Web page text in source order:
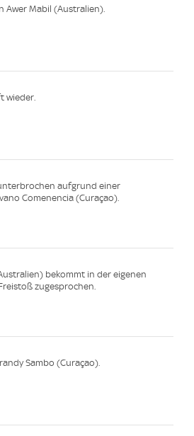
Awer Mabil (Australien).
wieder.
aufgrund einer
Comenencia (Curaçao).
bekommt in der eigenen
zugesprochen.
Sambo (Curaçao).